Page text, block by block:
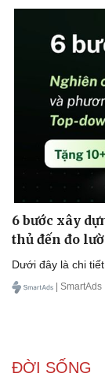
6 bước xây
thủ đến đo
Dưới đây là chi
| SmartAds
ĐỜI SỐNG